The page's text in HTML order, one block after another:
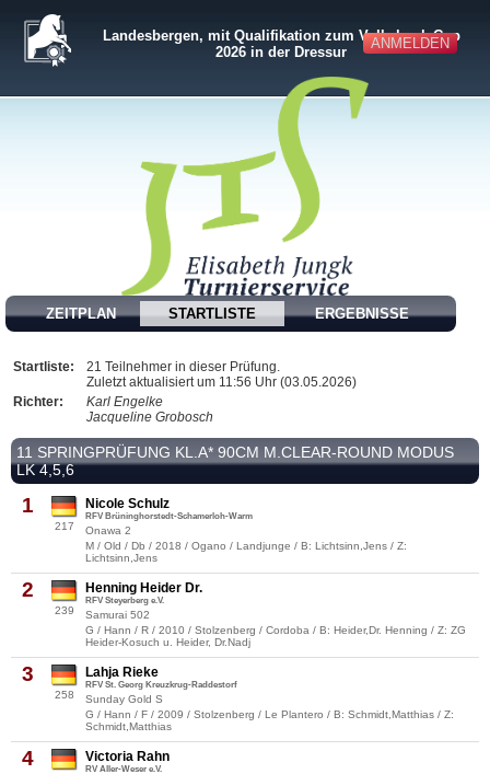
ANMELDEN
Landesbergen, mit Qualifikation zum Volksbank-Cup
2026 in der Dressur
ZEITPLAN STARTLISTE ERGEBNISSE
Startliste:
21 Teilnehmer in dieser Prüfung.
Zuletzt aktualisiert um 11:56 Uhr (03.05.2026)
Richter:
Karl Engelke
Jacqueline Grobosch
11 SPRINGPRÜFUNG KL.A* 90CM M.CLEAR-ROUND MODUS
LK 4,5,6
1
217
Nicole Schulz
RFV Brüninghorstedt-Schamerloh-Warm
Onawa 2
M / Old / Db / 2018 / Ogano / Landjunge / B: Lichtsinn,Jens / Z:
Lichtsinn,Jens
2
239
Henning Heider Dr.
RFV Steyerberg e.V.
Samurai 502
G / Hann / R / 2010 / Stolzenberg / Cordoba / B: Heider,Dr. Henning / Z: ZG
Heider-Kosuch u. Heider, Dr.Nadj
3
258
Lahja Rieke
RFV St. Georg Kreuzkrug-Raddestorf
Sunday Gold S
G / Hann / F / 2009 / Stolzenberg / Le Plantero / B: Schmidt,Matthias / Z:
Schmidt,Matthias
4 Victoria Rahn
RV Aller-Weser e.V.